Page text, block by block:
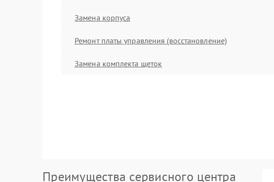
Замена корпуса
Ремонт платы управления (восстановление)
Замена комплекта щеток
Преимущества сервисного центра